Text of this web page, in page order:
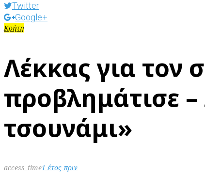
Twitter
Google+
Κρήτη
Λέκκας για τον
προβλημάτισε –
τσουνάμι»
access_time1 έτος πριν